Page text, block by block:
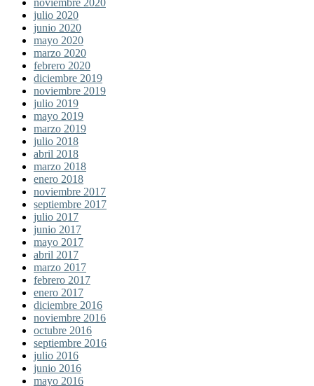
noviembre 2020
julio 2020
junio 2020
mayo 2020
marzo 2020
febrero 2020
diciembre 2019
noviembre 2019
julio 2019
mayo 2019
marzo 2019
julio 2018
abril 2018
marzo 2018
enero 2018
noviembre 2017
septiembre 2017
julio 2017
junio 2017
mayo 2017
abril 2017
marzo 2017
febrero 2017
enero 2017
diciembre 2016
noviembre 2016
octubre 2016
septiembre 2016
julio 2016
junio 2016
mayo 2016